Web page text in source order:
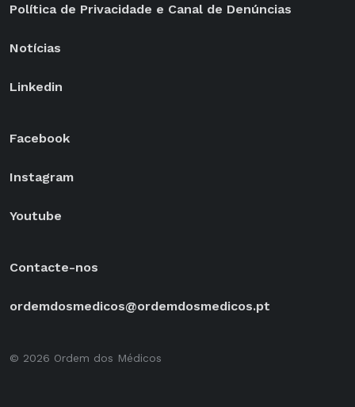
Política de Privacidade e Canal de Denúncias
Notícias
Linkedin
Facebook
Instagram
Youtube
Contacte-nos
ordemdosmedicos@ordemdosmedicos.pt
© 2026 Ordem dos Médicos